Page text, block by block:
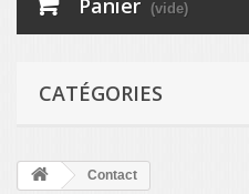
Panier (vide)
CATÉGORIES
Contact